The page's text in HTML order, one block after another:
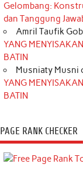
Gelombang:
dan Tanggung
Amril Taufik
YANG
BATIN
Musniaty Musni
YANG
BATIN
PAGE RANK CHECKER